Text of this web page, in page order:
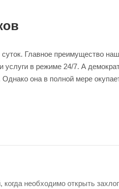
Главное преимущество
в режиме 24/7. А
она в полной мере
когда необходимо открыть